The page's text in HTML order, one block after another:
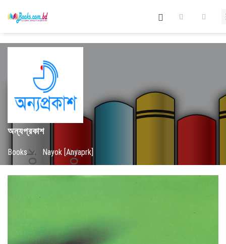
অন্যপ্রকাশ
Books / Nayok [Anyaprk]